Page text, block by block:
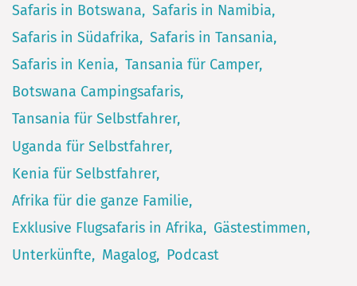
Safaris in Botswana
Safaris in Namibia
Safaris in Südafrika
Safaris in Tansania
Safaris in Kenia
Tansania für Camper
Botswana Campingsafaris
Tansania für Selbstfahrer
Uganda für Selbstfahrer
Kenia für Selbstfahrer
Afrika für die ganze Familie
Exklusive Flugsafaris in Afrika
Gästestimmen
Unterkünfte
Magalog Podcast